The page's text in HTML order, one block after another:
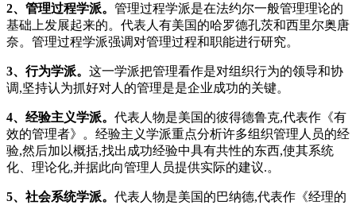
2、管理过程学派。 管理过程学派是在法约尔一般管理理论的
基础上发展起来的。代表人有美国的哈罗德孔茨和西里尔奥唐
奈。管理过程学派强调对管理过程和职能进行研究。
3、行为学派。 这一学派把管理看作是对组织行为的领导和协
调,坚持认为抓好对人的管理是是企业成功的关键。
4、经验主义学派。 代表人物是美国的彼得德鲁克,代表作《有
效的管理者》。经验主义学派重点分析许多组织管理人员的经
验,然后加以概括,找出成功经验中具有共性的东西,使其系统
化、理论化,并据此向管理人员提供实际的建议.。
5、社会系统学派。 代表人物是美国的巴纳德,代表作《经理的